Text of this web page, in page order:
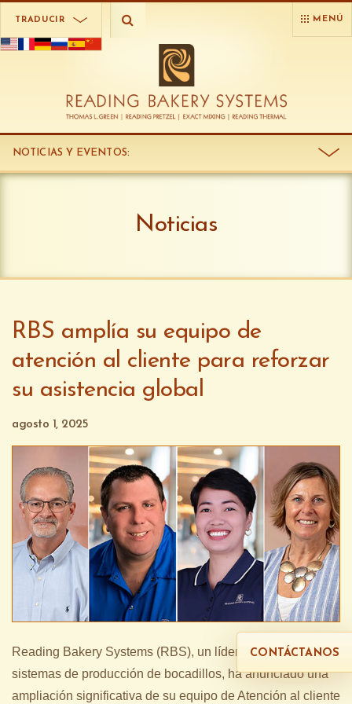
TRADUCIR MENÚ
NOTICIAS Y EVENTOS:
Noticias
RBS amplía su equipo de
atención al cliente para reforzar
su asistencia global
agosto 1, 2025
Reading Bakery Systems (RBS), un líder global en
sistemas de producción de bocadillos, ha anunciado una
ampliación significativa de su equipo de Atención al cliente
CONTÁCTANOS